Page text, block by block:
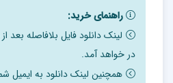
راهنمای خرید:
لینک دانلود فایل بلافاصله
در خواهد آمد.
همچنین لینک دانلود به ایمیل